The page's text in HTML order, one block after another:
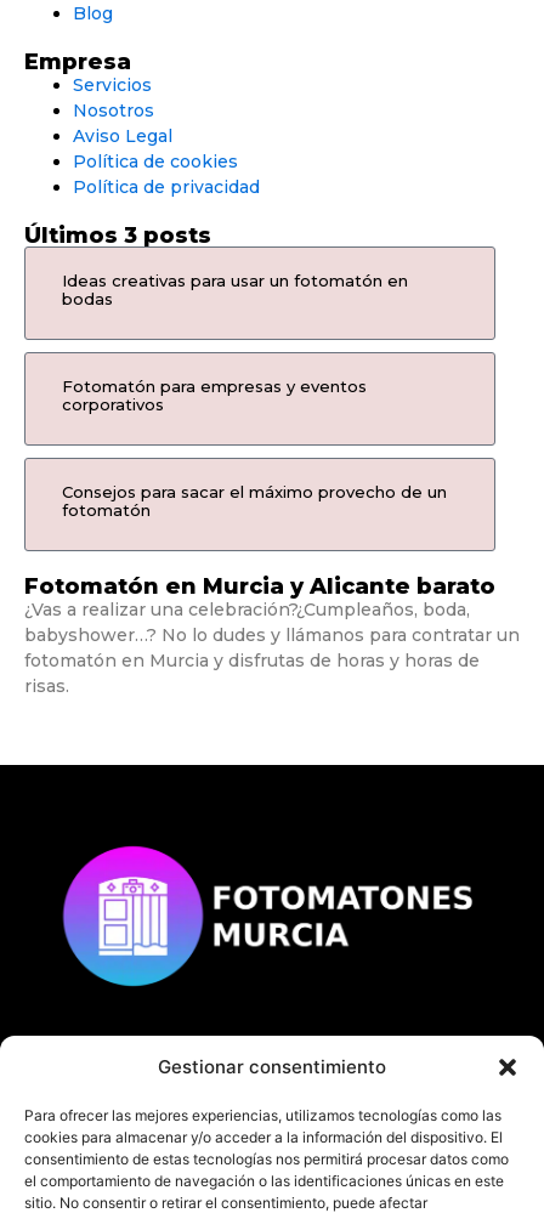
Gestionar consentimiento
Para ofrecer las mejores experiencias, utilizamos tecnologías como las
cookies para almacenar y/o acceder a la información del dispositivo. El
consentimiento de estas tecnologías nos permitirá procesar datos como
el comportamiento de navegación o las identificaciones únicas en este
sitio. No consentir o retirar el consentimiento, puede afectar
Blog
Empresa
Servicios
Nosotros
Aviso Legal
Política de cookies
Política de privacidad
Últimos 3 posts
Ideas creativas para usar un fotomatón en
bodas
Fotomatón para empresas y eventos
corporativos
Consejos para sacar el máximo provecho de un
fotomatón
Fotomatón en Murcia y Alicante barato
¿Vas a realizar una celebración?¿Cumpleaños, boda,
babyshower…? No lo dudes y llámanos para contratar un
fotomatón en Murcia y disfrutas de horas y horas de
risas.
© Copyrightfotomatonesmurcia.es
Todos los derechos reservados.